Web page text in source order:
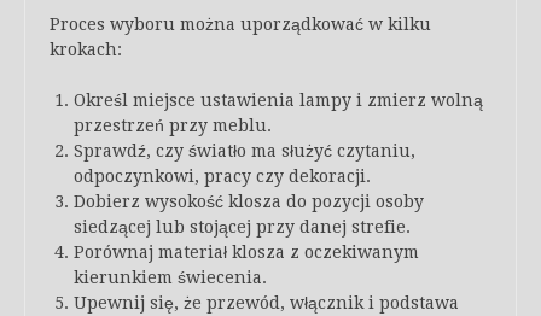
Proces wyboru można uporządkować w kilku
krokach:
Określ miejsce ustawienia lampy i zmierz wolną
przestrzeń przy meblu.
Sprawdź, czy światło ma służyć czytaniu,
odpoczynkowi, pracy czy dekoracji.
Dobierz wysokość klosza do pozycji osoby
siedzącej lub stojącej przy danej strefie.
Porównaj materiał klosza z oczekiwanym
kierunkiem świecenia.
Upewnij się, że przewód, włącznik i podstawa